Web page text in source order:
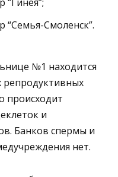
Смоленск”.
№1 находится
репродуктивных
происходит
и
Банков спермы и
нет.